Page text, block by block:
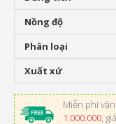
Nồng độ
Phân loại
Xuất xứ
Miễn phí
1.000.000,